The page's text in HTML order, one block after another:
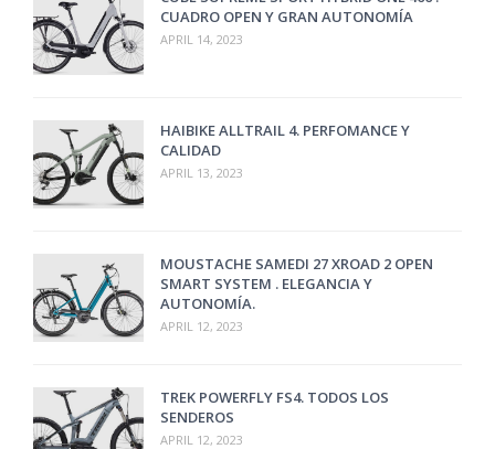
CUADRO OPEN Y GRAN AUTONOMÍA
APRIL 14, 2023
HAIBIKE ALLTRAIL 4. PERFOMANCE Y
CALIDAD
APRIL 13, 2023
MOUSTACHE SAMEDI 27 XROAD 2 OPEN
SMART SYSTEM . ELEGANCIA Y
AUTONOMÍA.
APRIL 12, 2023
TREK POWERFLY FS4. TODOS LOS
SENDEROS
APRIL 12, 2023